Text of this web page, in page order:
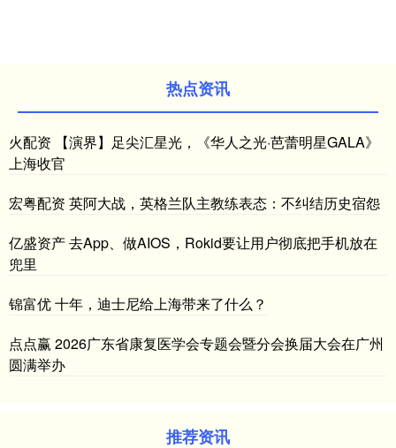
热点资讯
火配资 【演界】足尖汇星光，《华人之光·芭蕾明星GALA》
上海收官
宏粤配资 英阿大战，英格兰队主教练表态：不纠结历史宿怨
亿盛资产 去App、做AIOS，Rokid要让用户彻底把手机放在
兜里
锦富优 十年，迪士尼给上海带来了什么？
点点赢 2026广东省康复医学会专题会暨分会换届大会在广州
圆满举办
推荐资讯